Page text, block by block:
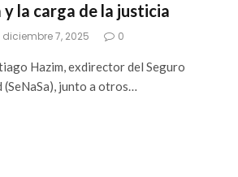
y la carga de la justicia
diciembre 7, 2025 0
Hazim, exdirector del Seguro
(SeNaSa), junto a otros…